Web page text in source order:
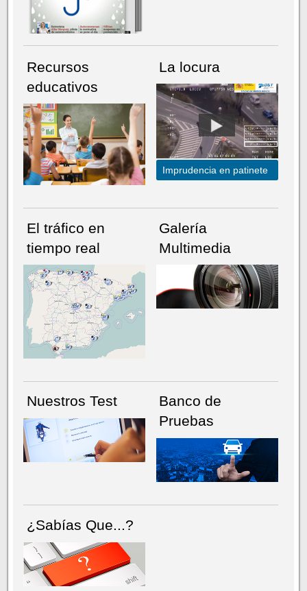
NÚMERO ACTUALHEMEROTECA
Recursos
educativos
La locura
Imprudencia en patinete
El tráfico en
tiempo real
Galería
Multimedia
Nuestros Test
Banco de
Pruebas
¿Sabías Que...?